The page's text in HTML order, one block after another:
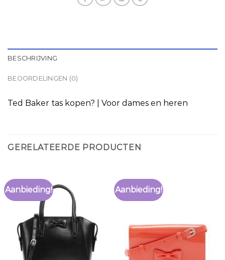
BESCHRIJVING
BEOORDELINGEN (0)
Ted Baker tas kopen? | Voor dames en heren
GERELATEERDE PRODUCTEN
Aanbieding! Aanbieding!